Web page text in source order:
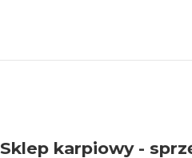
Sklep karpiowy -